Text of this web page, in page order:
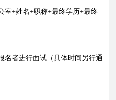
室+姓名+职称+最终学历+最终
名者进行面试（具体时间另行通